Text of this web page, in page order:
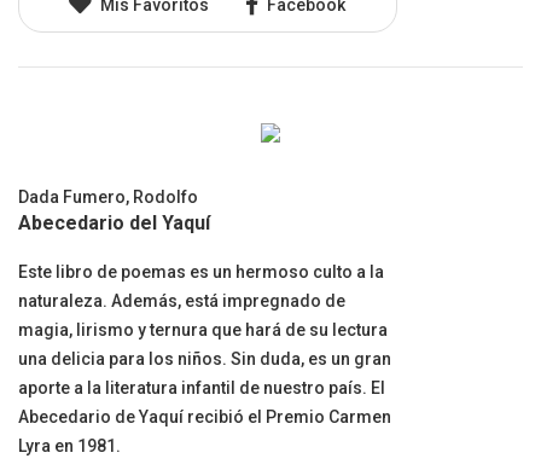
Mis Favoritos Facebook
Dada Fumero, Rodolfo
Abecedario del Yaquí
Este libro de poemas es un hermoso culto a la
naturaleza. Además, está impregnado de
magia, lirismo y ternura que hará de su lectura
una delicia para los niños. Sin duda, es un gran
aporte a la literatura infantil de nuestro país. El
Abecedario de Yaquí recibió el Premio Carmen
Lyra en 1981.